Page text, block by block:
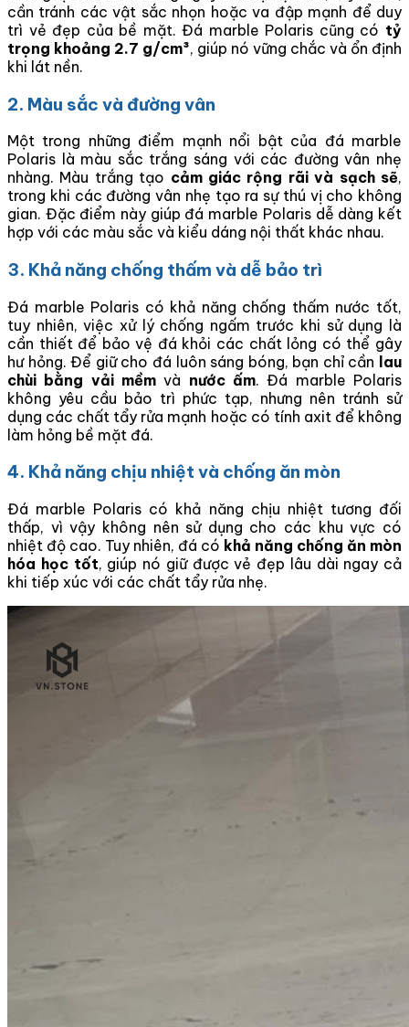
cần tránh các vật sắc nhọn hoặc va đập mạnh để duy
trì vẻ đẹp của bề mặt. Đá marble Polaris cũng có tỷ
trọng khoảng 2.7 g/cm³, giúp nó vững chắc và ổn định
khi lát nền.
2. Màu sắc và đường vân
Một trong những điểm mạnh nổi bật của đá marble
Polaris là màu sắc trắng sáng với các đường vân nhẹ
nhàng. Màu trắng tạo cảm giác rộng rãi và sạch sẽ,
trong khi các đường vân nhẹ tạo ra sự thú vị cho không
gian. Đặc điểm này giúp đá marble Polaris dễ dàng kết
hợp với các màu sắc và kiểu dáng nội thất khác nhau.
3. Khả năng chống thấm và dễ bảo trì
Đá marble Polaris có khả năng chống thấm nước tốt,
tuy nhiên, việc xử lý chống ngấm trước khi sử dụng là
cần thiết để bảo vệ đá khỏi các chất lỏng có thể gây
hư hỏng. Để giữ cho đá luôn sáng bóng, bạn chỉ cần lau
chùi bằng vải mềmvà nước ấm. Đá marble Polaris
không yêu cầu bảo trì phức tạp, nhưng nên tránh sử
dụng các chất tẩy rửa mạnh hoặc có tính axit để không
làm hỏng bề mặt đá.
4. Khả năng chịu nhiệt và chống ăn mòn
Đá marble Polaris có khả năng chịu nhiệt tương đối
thấp, vì vậy không nên sử dụng cho các khu vực có
nhiệt độ cao. Tuy nhiên, đá có khả năng chống ăn mòn
hóa học tốt, giúp nó giữ được vẻ đẹp lâu dài ngay cả
khi tiếp xúc với các chất tẩy rửa nhẹ.